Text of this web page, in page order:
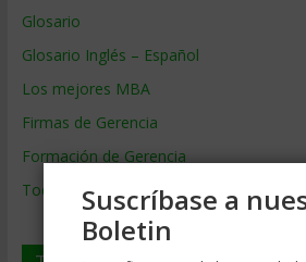
Glosario
Glosario Inglés – Español
Los mejores MBA
Firmas de Gerencia
Formación de Gerencia
Todos los TemasSuscríbase a
Boletin